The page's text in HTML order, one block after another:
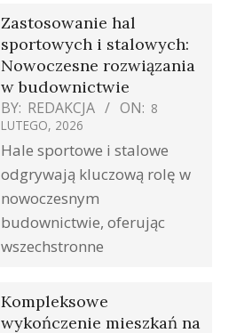
Zastosowanie hal
sportowych i stalowych:
Nowoczesne rozwiązania
w budownictwie
BY: REDAKCJA ON: 8
LUTEGO, 2026
Hale sportowe i stalowe
odgrywają kluczową rolę w
nowoczesnym
budownictwie, oferując
wszechstronne
Kompleksowe
wykończenie mieszkań na